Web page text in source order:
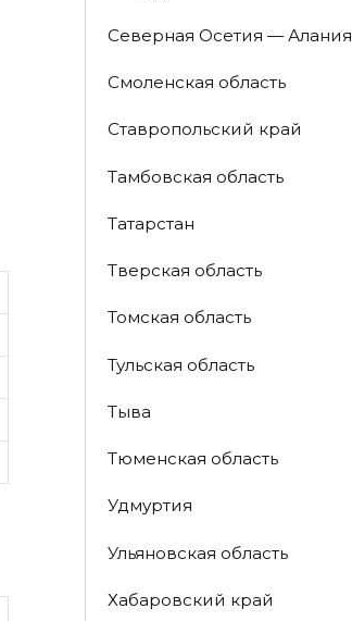
Северная Осетия — Алания
Смоленская область
Ставропольский край
Тамбовская область
Татарстан
Тверская область
Томская область
Тульская область
Тыва
Тюменская область
Удмуртия
Ульяновская область
Хабаровский край